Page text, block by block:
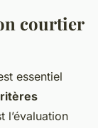
courtier
essentiel
l’évaluation